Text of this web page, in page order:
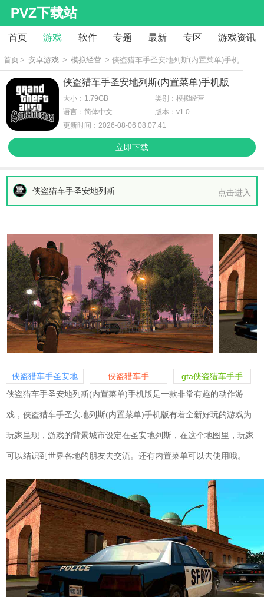
PVZ下载站
首页 游戏 软件 专题 最新 专区 游戏资讯
首页> 安卓游戏 > 模拟经营 > 侠盗猎车手圣安地列斯(内置菜单)手机
版 侠盗猎车手圣安地列斯(内置菜单)手机版
大小：1.79GB
类别：模拟经营
语言：简体中文
版本：v1.0
更新时间：2026-08-06 08:07:41
立即下载
侠盗猎车手圣安地列斯 点击进入
侠盗猎车手圣安地
列斯
侠盗猎车手
gta侠盗猎车手手
机版
侠盗猎车手圣安地列斯(内置菜单)手机版是一款非常有趣的动作游
戏，侠盗猎车手圣安地列斯(内置菜单)手机版有着全新好玩的游戏为
玩家呈现，游戏的背景城市设定在圣安地列斯，在这个地图里，玩家
可以结识到世界各地的朋友去交流。还有内置菜单可以去使用哦。